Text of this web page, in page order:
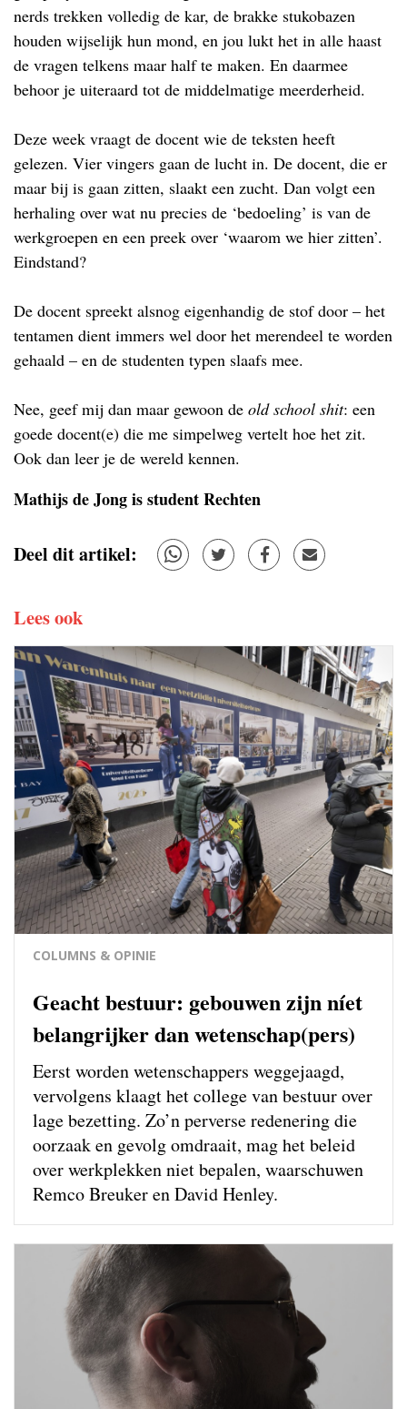
nerds trekken volledig de kar, de brakke stukobazen
houden wijselijk hun mond, en jou lukt het in alle haast
de vragen telkens maar half te maken. En daarmee
behoor je uiteraard tot de middelmatige meerderheid.
Deze week vraagt de docent wie de teksten heeft
gelezen. Vier vingers gaan de lucht in. De docent, die er
maar bij is gaan zitten, slaakt een zucht. Dan volgt een
herhaling over wat nu precies de ‘bedoeling’ is van de
werkgroepen en een preek over ‘waarom we hier zitten’.
Eindstand?
De docent spreekt alsnog eigenhandig de stof door – het
tentamen dient immers wel door het merendeel te worden
gehaald – en de studenten typen slaafs mee.
Nee, geef mij dan maar gewoon de old school shit: een
goede docent(e) die me simpelweg vertelt hoe het zit.
Ook dan leer je de wereld kennen.
Mathijs de Jong is student Rechten
Deel dit artikel:
Lees ook
COLUMNS & OPINIE
Geacht bestuur: gebouwen zijn níet
belangrijker dan wetenschap(pers)
Eerst worden wetenschappers weg­gejaagd,
vervolgens klaagt het college van bestuur over
lage bezetting. Zo’n perverse redenering die
oorzaak en gevolg omdraait, mag het beleid
over werkplekken niet bepalen, waarschuwen
Remco Breuker en David Henley.